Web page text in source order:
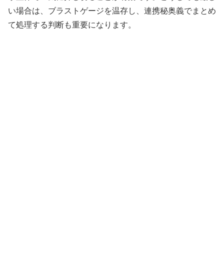
い場合は、ブラストゲージを温存し、連携秘奥義でまとめ
て処理する判断も重要になります。